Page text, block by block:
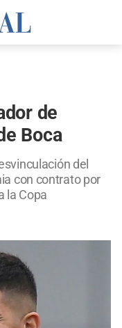
de
Boca
del
con contrato por
la Copa